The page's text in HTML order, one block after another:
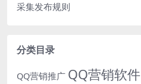
采集发布规则
分类目录
QQ营销推广 QQ营销软件